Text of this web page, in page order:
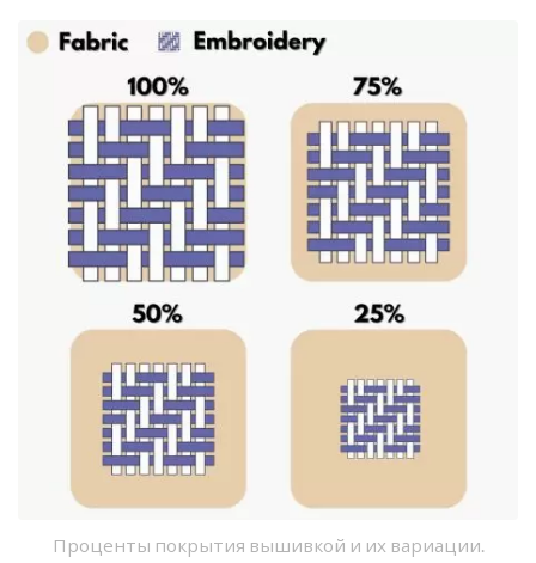
Проценты покрытия вышивкой и их вариации.